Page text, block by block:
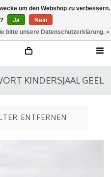
KINDERSJAAL GEEL
ENTFERNEN
um den Webshop zu verbessern.
Ja
Nein
bitte unsere Datenschutzerklärung. »